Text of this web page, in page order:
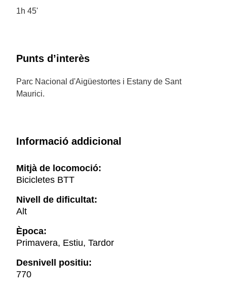
1h 45'
Punts d’interès
Parc Nacional d'Aigüestortes i Estany de Sant
Maurici.
Informació addicional
Mitjà de locomoció:
Bicicletes BTT
Nivell de dificultat:
Alt
Època:
Primavera, Estiu, Tardor
Desnivell positiu:
770